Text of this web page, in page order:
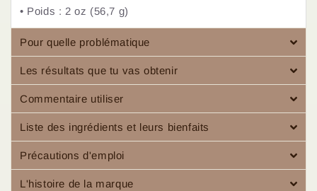
• Poids : 2 oz (56,7 g)
Pour quelle problématique
Les résultats que tu vas obtenir
Commentaire utiliser
Liste des ingrédients et leurs bienfaits
Précautions d'emploi
L'histoire de la marque